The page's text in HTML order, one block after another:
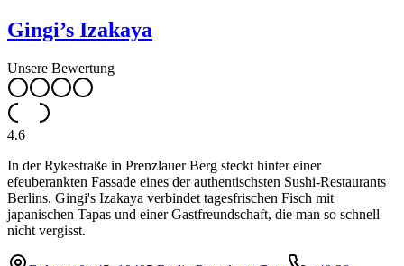
Gingi’s Izakaya
Unsere Bewertung
4.6
In der Rykestraße in Prenzlauer Berg steckt hinter einer
efeuberankten Fassade eines der authentischsten Sushi-Restaurants
Berlins. Gingi's Izakaya verbindet tagesfrischen Fisch mit
japanischen Tapas und einer Gastfreundschaft, die man so schnell
nicht vergisst.